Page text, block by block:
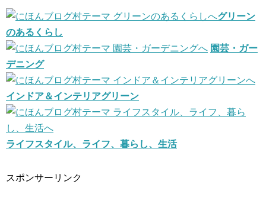
グリーン
のあるくらし
園芸・ガー
デニング
インドア＆インテリアグリーン
ライフスタイル、ライフ、暮らし、生活
スポンサーリンク